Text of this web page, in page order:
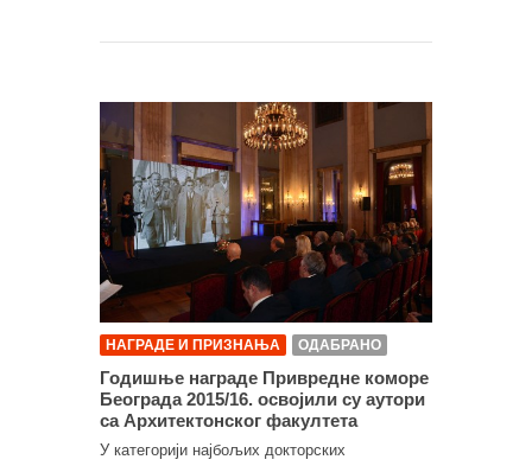
НАГРАДЕ И ПРИЗНАЊА ОДАБРАНО
Годишње награде Привредне коморе
Београда 2015/16. освојили су аутори
са Архитектонског факултета
У категорији најбољих докторских